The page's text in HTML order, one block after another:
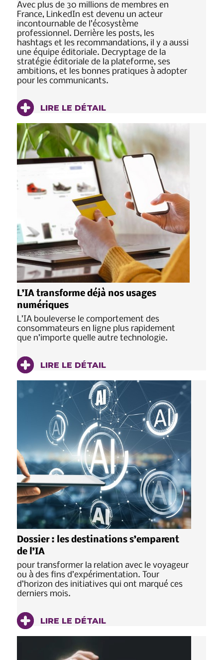
Avec plus de 30 millions de membres en
France, LinkedIn est devenu un acteur
incontournable de l’écosystème
professionnel. Derrière les posts, les
hashtags et les recommandations, il y a aussi
une équipe éditoriale. Decryptage de la
stratégie éditoriale de la plateforme, ses
ambitions, et les bonnes pratiques à adopter
pour les communicants.
LIRE LE DÉTAIL
L’IA transforme déjà nos usages
numériques
L’IA bouleverse le comportement des
consommateurs en ligne plus rapidement
que n’importe quelle autre technologie.
LIRE LE DÉTAIL
Dossier : les destinations s’emparent
de l’IA
pour transformer la relation avec le voyageur
ou à des fins d’expérimentation. Tour
d’horizon des initiatives qui ont marqué ces
derniers mois.
LIRE LE DÉTAIL